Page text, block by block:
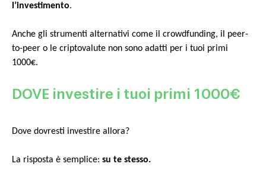
l’investimento.
Anche gli strumenti alternativi come il crowdfunding, il peer-
to-peer o le criptovalute non sono adatti per i tuoi primi
1000€.
DOVE investire i tuoi primi 1000€
Dove dovresti investire allora?
La risposta è semplice: su te stesso.